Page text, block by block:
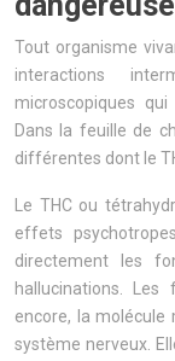
Tout organisme
interactions
microscopiques
Dans la feuille de
différentes dont le
Le THC ou
effets
directement les
hallucinations. Les
encore, la molécule
système nerveux.